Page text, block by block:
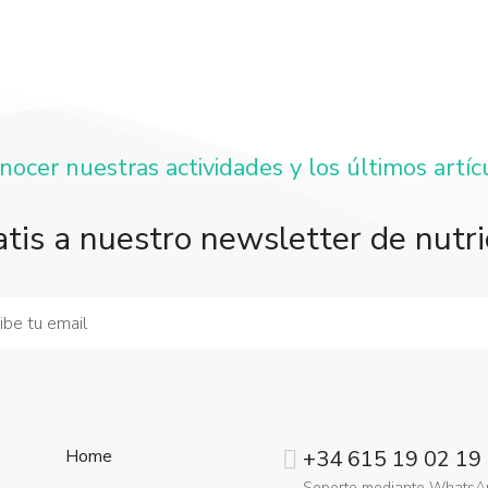
nuestras actividades y los últimos
a nuestro newsletter de
Home
+34 615 19 02 19